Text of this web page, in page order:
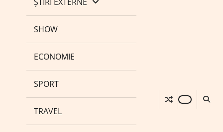
SHOW
ECONOMIE
SPORT
TRAVEL